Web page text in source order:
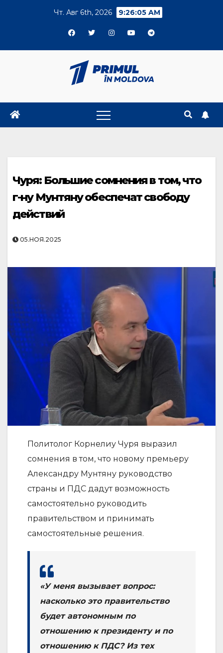
Чт. Авг 6th, 2026 9:26:05 AM
Чуря: Большие сомнения в том, что
г-ну Мунтяну обеспечат свободу
действий
05.НОЯ.2025
Политолог Корнелиу Чуря выразил
сомнения в том, что новому премьеру
Александру Мунтяну руководство
страны и ПДС дадут возможность
самостоятельно руководить
правительством и принимать
самостоятельные решения.
«У меня вызывает вопрос:
насколько это правительство
будет автономным по
отношению к президенту и по
отношению к ПДС? Из тех